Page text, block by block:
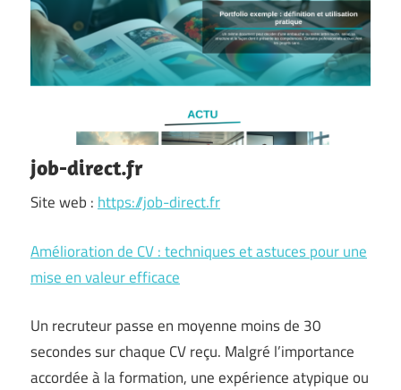
job-direct.fr
Site web : https://job-direct.fr
Amélioration de CV : techniques et astuces pour une
mise en valeur efficace
Un recruteur passe en moyenne moins de 30
secondes sur chaque CV reçu. Malgré l’importance
accordée à la formation, une expérience atypique ou